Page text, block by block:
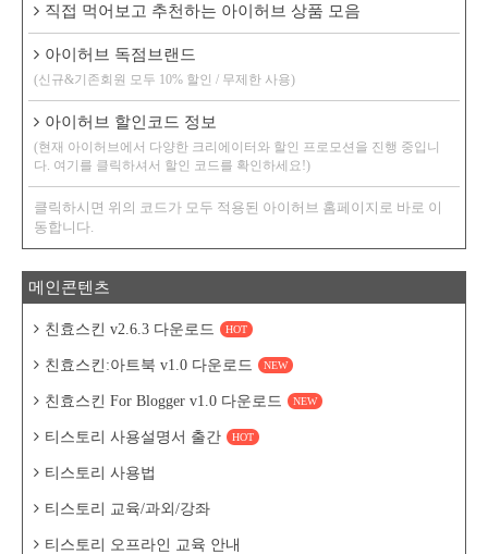
직접 먹어보고 추천하는 아이허브 상품 모음
아이허브 독점브랜드
(신규&기존회원 모두 10% 할인 / 무제한 사용)
아이허브 할인코드 정보
(현재 아이허브에서 다양한 크리에이터와 할인 프로모션을 진행 중입니
다. 여기를 클릭하셔서 할인 코드를 확인하세요!)
클릭하시면 위의 코드가 모두 적용된 아이허브 홈페이지로 바로 이
동합니다.
메인콘텐츠
친효스킨 v2.6.3 다운로드 HOT
친효스킨:아트북 v1.0 다운로드 NEW
친효스킨 For Blogger v1.0 다운로드 NEW
티스토리 사용설명서 출간 HOT
티스토리 사용법
티스토리 교육/과외/강좌
티스토리 오프라인 교육 안내